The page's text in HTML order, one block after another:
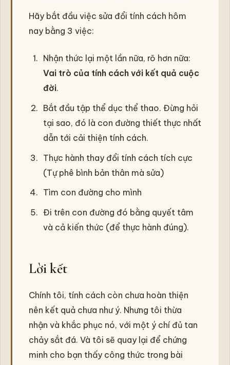
Hãy bắt đầu việc sửa đổi tính cách hôm
nay bằng 3 việc:
Nhận thức lại một lần nữa, rõ hơn nữa:
Vai trò của tính cách với kết quả cuộc
đời.
Bắt đầu tập thể dục thể thao. Đừng hỏi
tại sao, đó là con đường thiết thực nhất
dẫn tới cải thiện tính cách.
Thực hành thay đổi tính cách tích cực
(Tự phê bình bản thân mà sửa)
Tìm con đường cho mình
Đi trên con đường đó bằng quyết tâm
và cả kiến thức (để thực hành đúng).
Lời kết
Chính tôi, tính cách còn chưa hoàn thiện
nên kết quả chưa như ý. Nhưng tôi thừa
nhận và khắc phục nó, với một ý chí đủ tan
chảy sắt đá. Và tôi sẽ quay lại để chứng
minh cho bạn thấy công thức trong bài